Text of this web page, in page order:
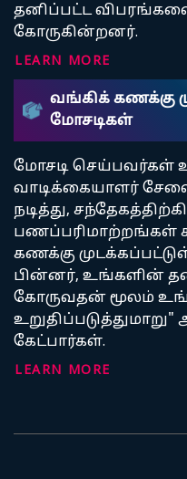
தனிப்பட்ட
கோருகின்றனர்.
LEARN MORE
வங்கிக் கணக்கு
மோசடிகள்
மோசடி செய்பவர்கள்
வாடிக்கையாளர்
நடித்து,
பணப்பரிமாற்றங்கள்
கணக்கு
பின்னர், உங்களின்
கோருவதன் மூலம்
கேட்பார்கள்.
LEARN MORE